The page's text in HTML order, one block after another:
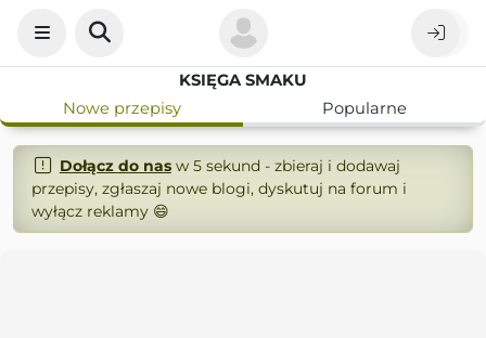
KSIĘGA SMAKU
Nowe przepisy
Popularne
Dołącz do nasw 5 sekund - zbieraj i dodawaj
przepisy, zgłaszaj nowe blogi, dyskutuj na forum i
wyłącz reklamy 😄